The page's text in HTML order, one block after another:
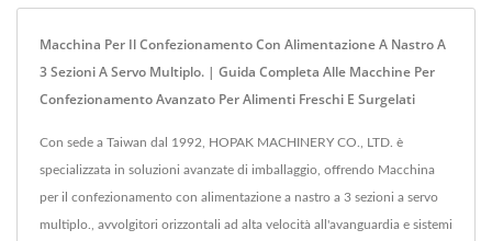
Macchina Per Il Confezionamento Con Alimentazione A Nastro A
3 Sezioni A Servo Multiplo. | Guida Completa Alle Macchine Per
Confezionamento Avanzato Per Alimenti Freschi E Surgelati
Con sede a Taiwan dal 1992, HOPAK MACHINERY CO., LTD. è
specializzata in soluzioni avanzate di imballaggio, offrendo Macchina
per il confezionamento con alimentazione a nastro a 3 sezioni a servo
multiplo., avvolgitori orizzontali ad alta velocità all'avanguardia e sistemi